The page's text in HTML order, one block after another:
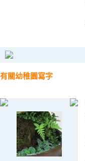
有關幼稚園寫字